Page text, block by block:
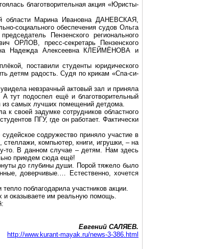
благотворительная акция «Юристы-
области Марина Ивановна ДАНЕВСКАЯ,
социального обеспечения судов Ольга
Пензенского регионального
ОРЛОВ, пресс-секретарь Пензенского
Надежда Алексеевна КЛЕЙМЁНОВА и
поставили студенты юридического
детям радость. Судя по крикам «Спа-си-
невзрачный актовый зал и приняла
тут подоспел ещё и благотворительный
из самых лучших помещений детдома.
своей задумке сотрудников областного
ПГУ, где он работает. Фактически
содружество приняло участие в
, стеллажи, компьютер, книги, игрушки, – на
то. В данном случае – детям. Нам здесь
приедем сюда ещё!
до глубины души. Порой тяжело было
доверчивые.… Естественно, хочется
поблагодарила участников акции.
и оказываете им реальную помощь.
Евгений САЛЯЕВ.
http://www.kurant-mayak.ru/news-3-386.html